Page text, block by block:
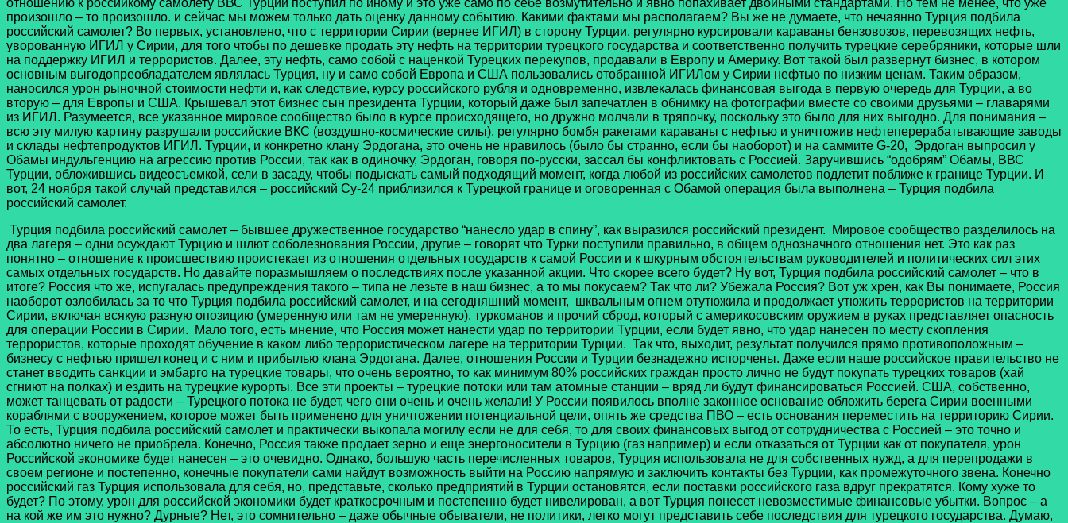
произошло – то произошло. и сейчас мы можем только дать оценку данному событию. Какими фактами мы располагаем? Вы же не думаете, что нечаянно Турция подбила
российский самолет? Во первых, установлено, что с территории Сирии (вернее ИГИЛ) в сторону Турции, регулярно курсировали караваны бензовозов, перевозящих нефть,
уворованную ИГИЛ у Сирии, для того чтобы по дешевке продать эту нефть на территории турецкого государства и соответственно получить турецкие серебряники, которые шли
на поддержку ИГИЛ и террористов. Далее, эту нефть, само собой с наценкой Турецких перекупов, продавали в Европу и Америку. Вот такой был развернут бизнес, в котором
основным выгодопреобладателем являлась Турция, ну и само собой Европа и США пользовались отобранной ИГИЛом у Сирии нефтью по низким ценам. Таким образом,
наносился урон рыночной стоимости нефти и, как следствие, курсу российского рубля и одновременно, извлекалась финансовая выгода в первую очередь для Турции, а во
вторую – для Европы и США. Крышевал этот бизнес сын президента Турции, который даже был запечатлен в обнимку на фотографии вместе со своими друзьями – главарями
из ИГИЛ. Разумеется, все указанное мировое сообщество было в курсе происходящего, но дружно молчали в тряпочку, поскольку это было для них выгодно. Для понимания –
всю эту милую картину разрушали российские ВКС (воздушно-космические силы), регулярно бомбя ракетами караваны с нефтью и уничтожив нефтеперерабатывающие заводы
и склады нефтепродуктов ИГИЛ. Турции, и конкретно клану Эрдогана, это очень не нравилось (было бы странно, если бы наоборот) и на саммите G-20, Эрдоган выпросил у
Обамы индульгенцию на агрессию против России, так как в одиночку, Эрдоган, говоря по-русски, зассал бы конфликтовать с Россией. Заручившись “одобрям” Обамы, ВВС
Турции, обложившись видеосъемкой, сели в засаду, чтобы подыскать самый подходящий момент, когда любой из российских самолетов подлетит поближе к границе Турции. И
вот, 24 ноября такой случай представился – российский Су-24 приблизился к Турецкой границе и оговоренная с Обамой операция была выполнена – Турция подбила
российский самолет.
Турция подбила российский самолет – бывшее дружественное государство “нанесло удар в спину”, как выразился российский президент. Мировое сообщество разделилось на
два лагеря – одни осуждают Турцию и шлют соболезнования России, другие – говорят что Турки поступили правильно, в общем однозначного отношения нет. Это как раз
понятно – отношение к происшествию проистекает из отношения отдельных государств к самой России и к шкурным обстоятельствам руководителей и политических сил этих
самых отдельных государств. Но давайте поразмышляем о последствиях после указанной акции. Что скорее всего будет? Ну вот, Турция подбила российский самолет – что в
итоге? Россия что же, испугалась предупреждения такого – типа не лезьте в наш бизнес, а то мы покусаем? Так что ли? Убежала Россия? Вот уж хрен, как Вы понимаете, Россия
наоборот озлобилась за то что Турция подбила российский самолет, и на сегодняшний момент, шквальным огнем отутюжила и продолжает утюжить террористов на территории
Сирии, включая всякую разную опозицию (умеренную или там не умеренную), туркоманов и прочий сброд, который с америкосовским оружием в руках представляет опасность
для операции России в Сирии. Мало того, есть мнение, что Россия может нанести удар по территории Турции, если будет явно, что удар нанесен по месту скопления
террористов, которые проходят обучение в каком либо террористическом лагере на территории Турции. Так что, выходит, результат получился прямо противоположным –
бизнесу с нефтью пришел конец и с ним и прибылью клана Эрдогана. Далее, отношения России и Турции безнадежно испорчены. Даже если наше российское правительство не
станет вводить санкции и эмбарго на турецкие товары, что очень вероятно, то как минимум 80% российских граждан просто лично не будут покупать турецких товаров (хай
сгниют на полках) и ездить на турецкие курорты. Все эти проекты – турецкие потоки или там атомные станции – вряд ли будут финансироваться Россией. США, собственно,
может танцевать от радости – Турецкого потока не будет, чего они очень и очень желали! У России появилось вполне законное основание обложить берега Сирии военными
кораблями с вооружением, которое может быть применено для уничтожении потенциальной цели, опять же средства ПВО – есть основания переместить на территорию Сирии.
То есть, Турция подбила российский самолет и практически выкопала могилу если не для себя, то для своих финансовых выгод от сотрудничества с Россией – это точно и
абсолютно ничего не приобрела. Конечно, Россия также продает зерно и еще энергоносители в Турцию (газ например) и если отказаться от Турции как от покупателя, урон
Российской экономике будет нанесен – это очевидно. Однако, большую часть перечисленных товаров, Турция использовала не для собственных нужд, а для перепродажи в
своем регионе и постепенно, конечные покупатели сами найдут возможность выйти на Россию напрямую и заключить контакты без Турции, как промежуточного звена. Конечно
российский газ Турция использовала для себя, но, представьте, сколько предприятий в Турции остановятся, если поставки российского газа вдруг прекратятся. Кому хуже то
будет? По этому, урон для российской экономики будет краткосрочным и постепенно будет нивелирован, а вот Турция понесет невозместимые финансовые убытки. Вопрос – а
на кой же им это нужно? Дурные? Нет, это сомнительно – даже обычные обыватели, не политики, легко могут представить себе последствия для турецкого государства. Думаю,